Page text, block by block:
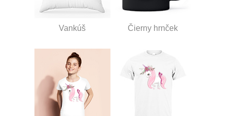
Vankúš Čierny hrnček